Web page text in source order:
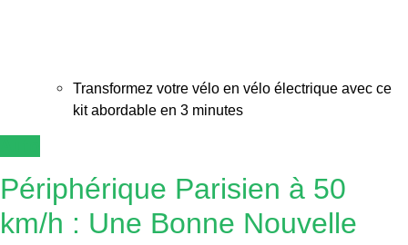
Transformez votre vélo en vélo électrique avec ce
kit abordable en 3 minutes
Périphérique Parisien à 50
km/h : Une Bonne Nouvelle